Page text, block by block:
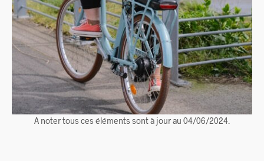
A noter tous ces éléments sont à jour au 04/06/2024.